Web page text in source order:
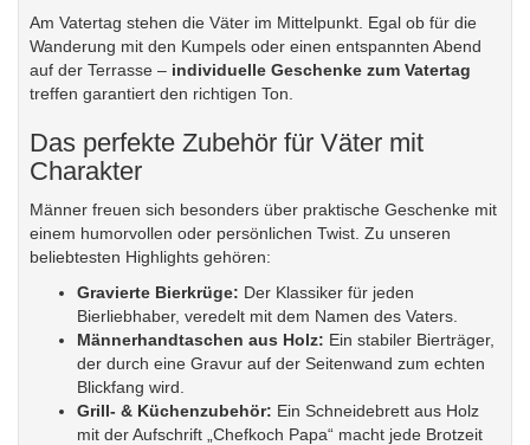
Am Vatertag stehen die Väter im Mittelpunkt. Egal ob für die
Wanderung mit den Kumpels oder einen entspannten Abend
auf der Terrasse – individuelle Geschenke zum Vatertag
treffen garantiert den richtigen Ton.
Das perfekte Zubehör für Väter mit
Charakter
Männer freuen sich besonders über praktische Geschenke mit
einem humorvollen oder persönlichen Twist. Zu unseren
beliebtesten Highlights gehören:
Gravierte Bierkrüge: Der Klassiker für jeden
Bierliebhaber, veredelt mit dem Namen des Vaters.
Männerhandtaschen aus Holz: Ein stabiler Bierträger,
der durch eine Gravur auf der Seitenwand zum echten
Blickfang wird.
Grill- & Küchenzubehör: Ein Schneidebrett aus Holz
mit der Aufschrift „Chefkoch Papa“ macht jede Brotzeit